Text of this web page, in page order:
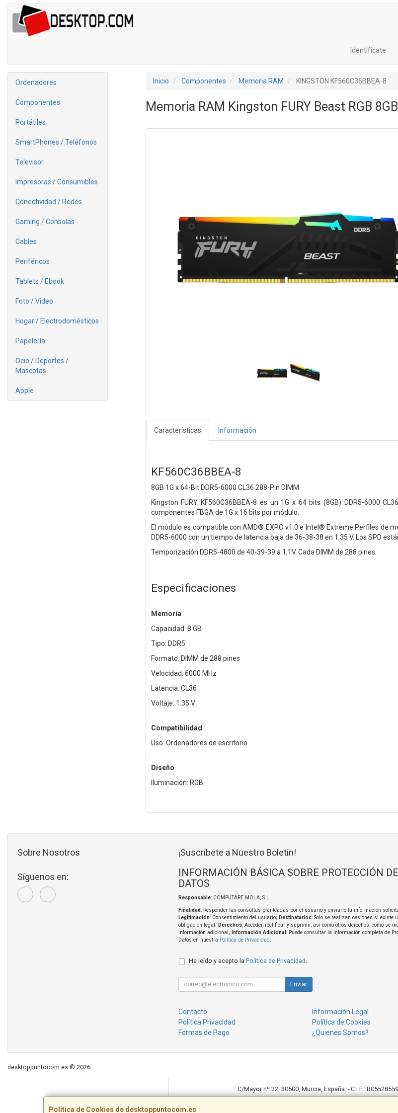
Identifícate
Ordenadores
Componentes
Portátiles
SmartPhones / Teléfonos
Televisor
Impresoras / Consumibles
Conectividad / Redes
Gaming / Consolas
Cables
Periféricos
Tablets / Ebook
Foto / Video
Hogar / Electrodomésticos
Papelería
Ocio / Deportes /
Mascotas
Apple
Inicio Componentes Memoria RAM KINGSTON KF560C36BBEA-8
Memoria RAM Kingston FURY Beast RGB
Características Información
KF560C36BBEA-8
8GB 1G x 64-Bit DDR5-6000 CL36 288-Pin DIMM
Kingston FURY KF560C36BBEA-8 es un 1G x 64 bits (8GB) DDR5-6000
componentes FBGA de 1G x 16 bits por módulo.
El módulo es compatible con AMD® EXPO v1.0 e Intel® Extreme Perfiles de
DDR5-6000 con un tiempo de latencia baja de 36-38-38 en 1,35 V. Los SPD
Temporización DDR5-4800 de 40-39-39 a 1,1V. Cada DIMM de 288 pines.
Especificaciones
Memoria
Capacidad: 8 GB
Tipo: DDR5
Formato: DIMM de 288 pines
Velocidad: 6000 MHz
Latencia: CL36
Voltaje: 1.35 V
Compatibilidad
Uso: Ordenadores de escritorio
Diseño
Iluminación: RGB
Política de Cookies de desktoppuntocom.es
Sobre Nosotros
Síguenos en:
¡Suscríbete a Nuestro Boletín!
INFORMACIÓN BÁSICA SOBRE PROTECCIÓN DE
DATOS
Responsable: COMPUTARE MOLA, S.L.
Finalidad: Responder las consultas planteadas por el usuario y enviarle la información
Legitimación: Consentimiento del usuario; Destinatarios: Solo se realizan cesiones si existe
obligación legal; Derechos: Acceder, rectificar y suprimir, así como otros derechos, como se
información adicional;
Información Adicional : Puede consultar la información completa de
Datos en nuestra Política de Privacidad.
He leído y acepto la Política de Privacidad .
Enviar
Contacto
Información Legal
Política Privacidad
Política de Cookies
Formas de Pago
¿Quienes Somos?
desktoppuntocom.es © 2026
C/Mayor nº 22, 30500, Murcia, España. - C.I.F.: